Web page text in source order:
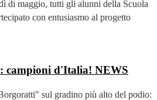
di maggio, tutti gli alunni della Scuola
con entusiasmo al progetto
campioni d'Italia! NEWS
sul gradino più alto del podio: